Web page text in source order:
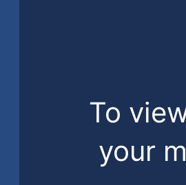
To
your